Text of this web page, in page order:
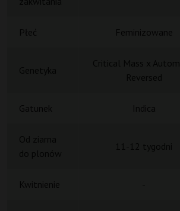
Płeć Feminizowane
Gatunek Indica
Kwitnienie -